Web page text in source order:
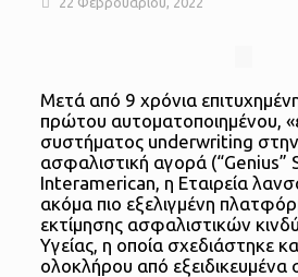
Μετά από 9 χρόνια
πρώτου αυτοματοποιημένου,
συστήματος underwriting στην
ασφαλιστική αγορά (“Genius”
Interamerican, η Εταιρεία
ακόμα πιο εξελιγμένη
εκτίμησης ασφαλιστικών
Υγείας, η οποία σχεδιάστηκε
ολοκλήρου από εξειδικευμένα